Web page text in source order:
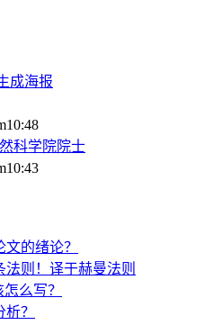
成海报
科学院院士
的绪论？
则！译于赫曼法则
么写？
？